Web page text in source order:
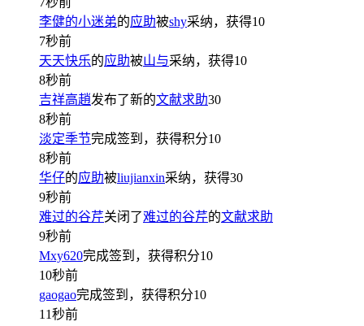
李健的小迷弟的应助被shy采纳，获得10
7秒前
天天快乐的应助被山与采纳，获得10
8秒前
吉祥高趙发布了新的文献求助30
8秒前
淡定季节完成签到，获得积分10
8秒前
华仔的应助被liujianxin采纳，获得30
9秒前
难过的谷芹关闭了难过的谷芹的文献求助
9秒前
Mxy620完成签到，获得积分10
10秒前
gaogao完成签到，获得积分10
11秒前